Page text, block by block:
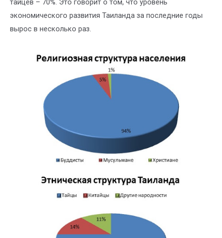
тайцев – 70%. Это говорит о том, что уровень
экономического развития Таиланда за последние годы
вырос в несколько раз.